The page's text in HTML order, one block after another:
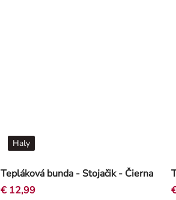
Tepláková bunda - Stojačik - Čierna
Haly
€ 12,99